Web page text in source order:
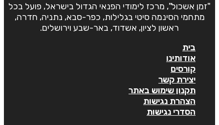
"זמן אשכול", מרכז לימודי הפנאי הגדול בישראל, פועל בכל
מתחמי הסינמה סיטי בגלילות, כפר-סבא, נתניה, חדרה,
ראשון לציון, אשדוד, באר-שבע וירושלים.
בית
אודותינו
קורסים
יצירת קשר
תקנון שימוש באתר
הצהרת נגישות
הסדרי נגישות